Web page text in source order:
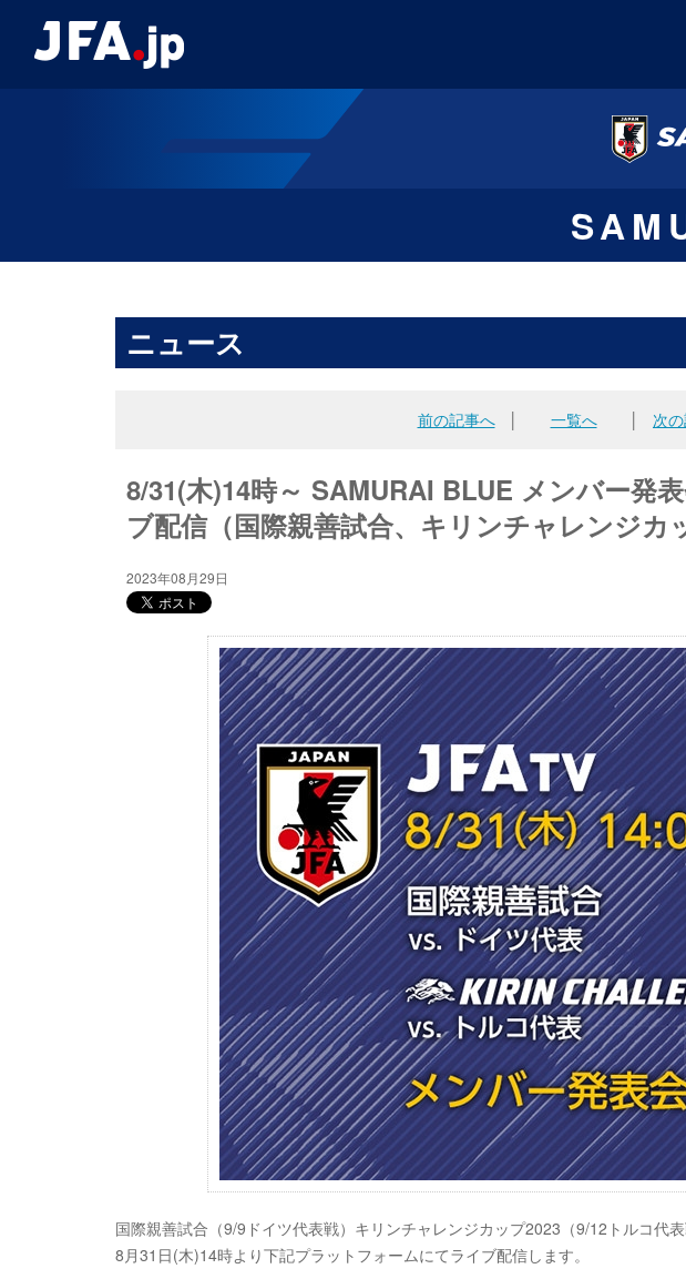
ニュース
前の記事へ│ 一覧へ 次
8/31(木)14時～ SAMURAI BLUE メンバー発
ブ配信（国際親善試合、キリンチャレンジカ
2023年08月29日
国際親善試合（9/9ドイツ代表戦）キリンチャレンジカップ2023（9/12トルコ代
8月31日(木)14時より下記プラットフォームにてライブ配信します。